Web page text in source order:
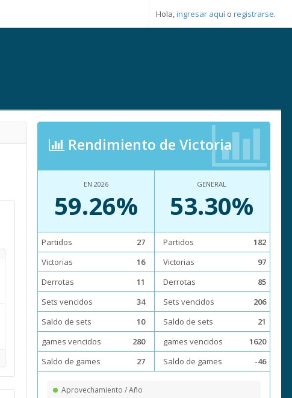
Hola,ingresar aquí o registrarse.
Rendimiento de Victoria
EN 2026
59.26%
Partidos
27
Victorias
16
Derrotas
11
Sets vencidos
34
Saldo de sets
10
games vencidos
280
Saldo de games
27
GENERAL
53.30%
Partidos
182
Victorias
97
Derrotas
85
Sets vencidos
206
Saldo de sets
21
games vencidos
1620
Saldo de games
-46
Aprovechamiento / Año